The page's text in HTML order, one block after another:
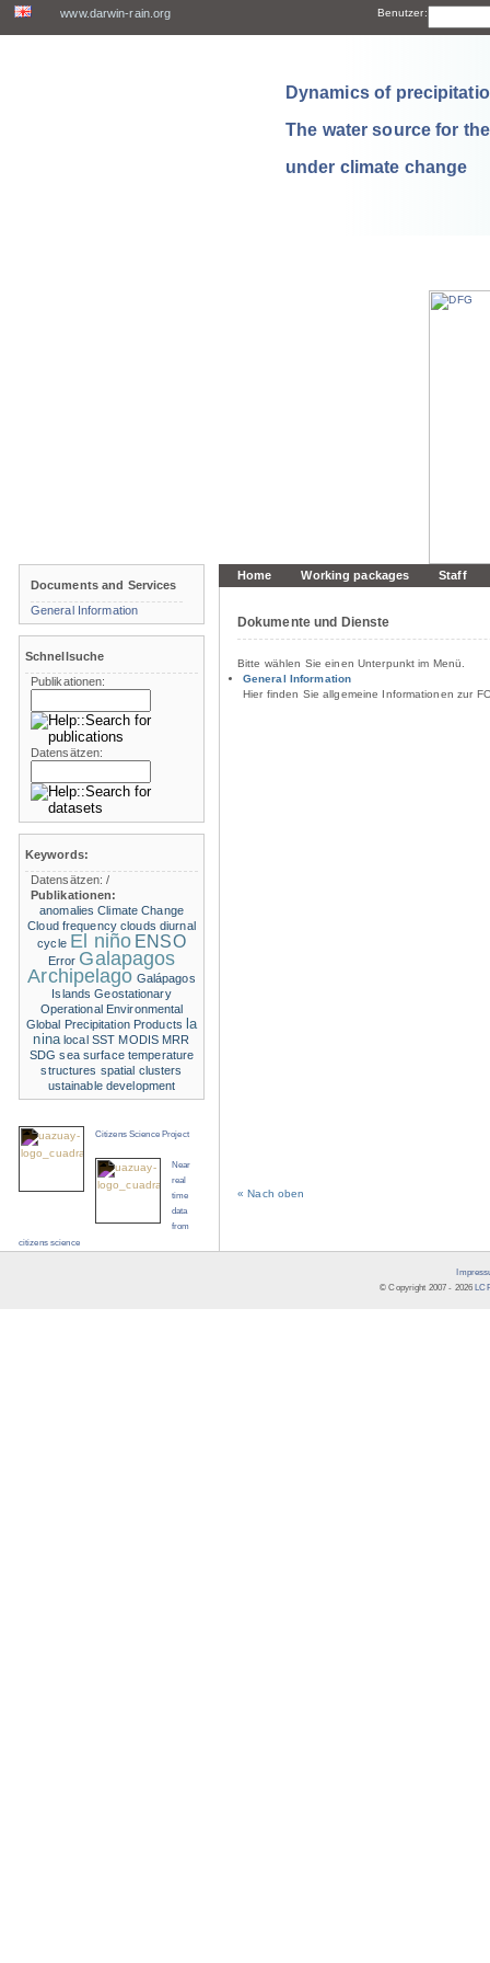
www.darwin-rain.org Benutzer:
Dynamics of
The water source for
under climate change
Home Working packages Staff
Dokumente und Dienste
Bitte wählen Sie einen Unterpunkt im Menü.
General Information
Hier finden Sie allgemeine Informationen zur
« Nach oben
Documents and Services
General Information
Schnellsuche
Publikationen:
Datensätzen:
Keywords:
Datensätzen:/
Publikationen:
anomalies Climate Change
Cloud frequency clouds diurnal
cycle El niño ENSO
Error Galapagos
Archipelago Galápagos
Islands Geostationary
Operational Environmental
Global Precipitation Products la
nina local SST MODIS MRR
SDG sea surface temperature
structures spatial clusters
ustainable development
Citizens Science Project
Near
real
time
data
from
citizens science
© Copyright 2007 - 2026